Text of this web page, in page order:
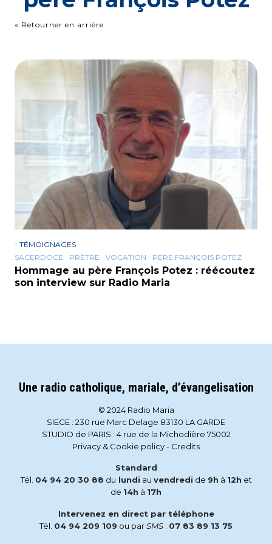
« Retourner en arrière
- TÉMOIGNAGES
SACERDOCE
PRÊTRE VOCATION PÈRE FRANÇOIS POTEZ
Hommage au père François Potez : réécoutez
son interview sur Radio Maria
Une radio catholique, mariale, d’évangelisation
© 2024 Radio Maria
SIEGE : 230 rue Marc Delage 83130 LA GARDE
STUDIO de PARIS : 4 rue de la Michodière 75002
Privacy & Cookie policy- Credits
Standard
Tél. 04 94 20 30 88 du lundi au vendredi de 9h à 12h et
de 14h à 17h
Intervenez en direct par téléphone
Tél. 04 94 209 109 ou parSMS : 07 83 89 13 75